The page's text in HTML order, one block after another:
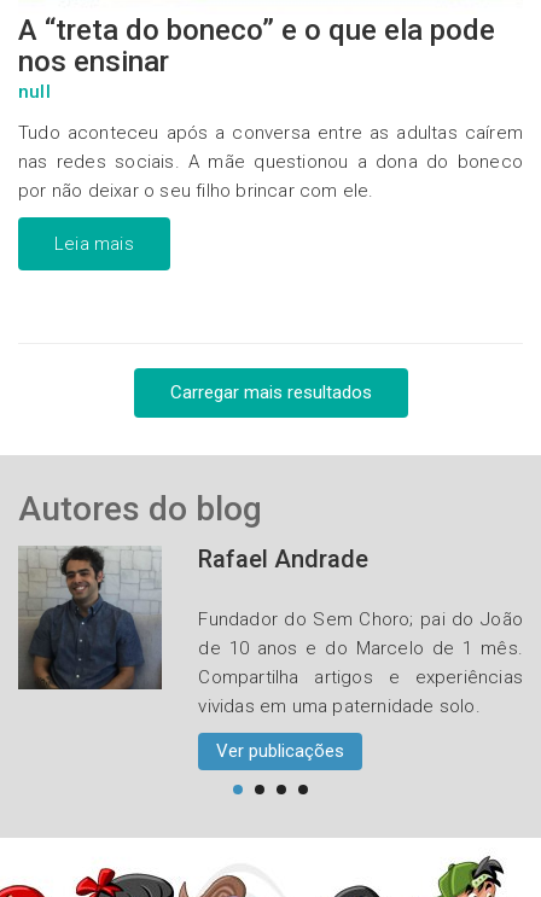
A “treta do boneco” e o que ela pode
nos ensinar
null
Tudo aconteceu após a conversa entre as adultas caírem
nas redes sociais. A mãe questionou a dona do boneco
por não deixar o seu filho brincar com ele.
Leia mais
Carregar mais resultados
Autores do blog
Rafael Andrade
Fundador do Sem Choro; pai do João
de 10 anos e do Marcelo de 1 mês.
Compartilha artigos e experiências
vividas em uma paternidade solo.
Ver publicações